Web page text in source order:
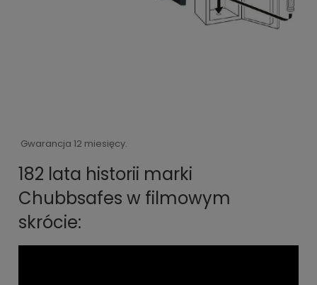
Gwarancja 12 miesięcy.
182 lata historii marki
Chubbsafes w filmowym
skrócie: